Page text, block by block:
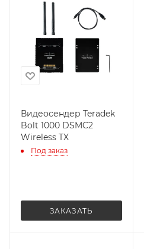
Видеосендер Teradek
Bolt 1000 DSMC2
Wireless TX
Под заказ
ЗАКАЗАТЬ